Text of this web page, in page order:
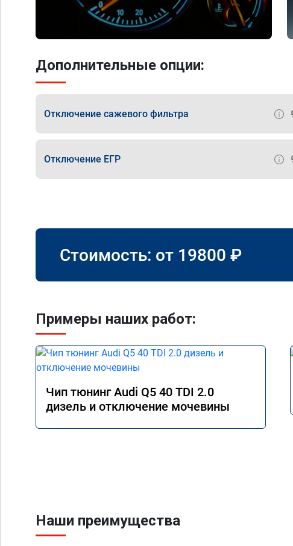
Дополнительные опции:
Отключение сажевого фильтра
Отключение ЕГР
Стоимость: от 19800 ₽
Примеры наших работ:
Чип тюнинг Audi Q5 40 TDI 2.0
дизель и отключение мочевины
Наши преимущества